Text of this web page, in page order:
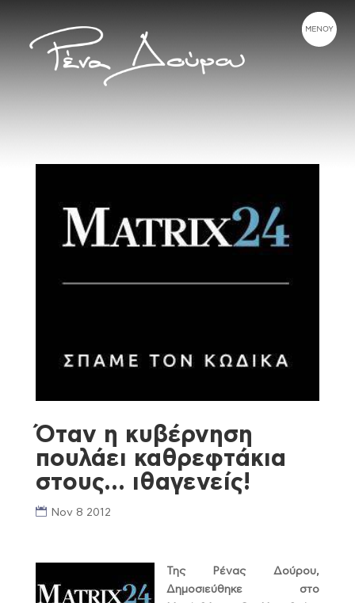
Όταν η κυβέρνηση
πουλάει καθρεφτάκια
στους… ιθαγενείς!
Nov 8 2012
Της Ρένας Δούρου,
Δημοσιεύθηκε
στο